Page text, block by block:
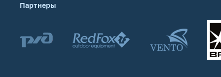
Партнеры